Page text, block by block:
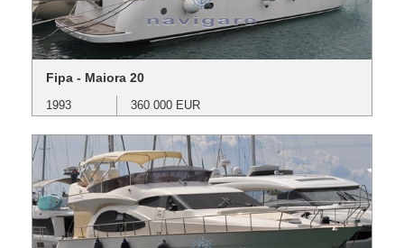
Fipa - Maiora 20
1993 360 000 EUR